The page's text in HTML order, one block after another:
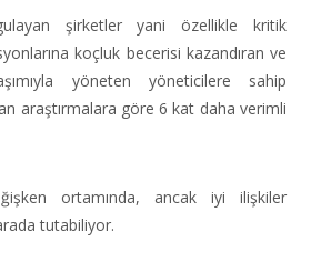
şirketler yani özellikle kritik
koçluk becerisi kazandıran ve
yöneten yöneticilere sahip
araştırmalara göre 6 kat daha verimli
ortamında, ancak iyi ilişkiler
tutabiliyor.